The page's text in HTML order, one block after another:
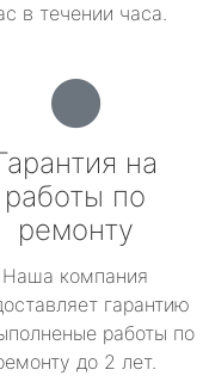
в течении часа.
на
работы по
ремонту
Наша компания
гарантию
работы по
до 2 лет.